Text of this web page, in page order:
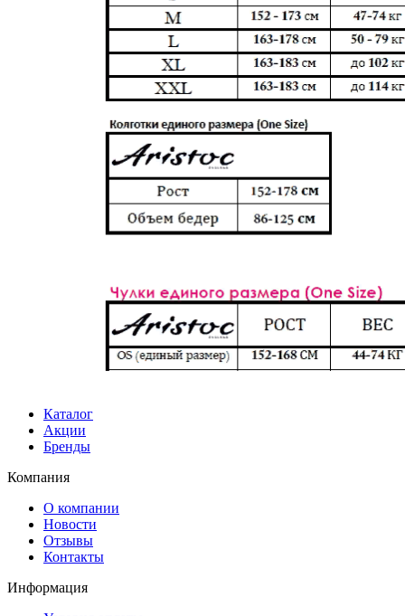
Каталог
Акции
Бренды
Компания
О компании
Новости
Отзывы
Контакты
Информация